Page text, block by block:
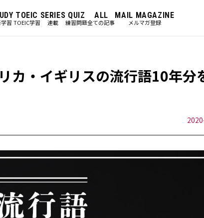
習
TOEIC
TOEIC学習
SERIES
連載
QUIZ
練習問題
ALL
全ての記事
MAIL MAGAZINE
メルマガ登録
カ・イギリスの流行語10年分